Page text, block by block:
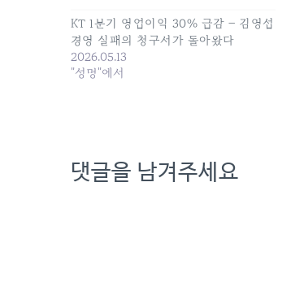
KT 1분기 영업이익 30% 급감 – 김영섭
경영 실패의 청구서가 돌아왔다
2026.05.13
"성명"에서
댓글을 남겨주세요